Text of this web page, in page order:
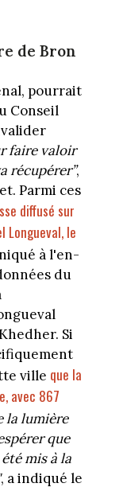
de Bron
pourrait
Conseil
faire valoir
récupérer”,
Parmi ces
diffusé sur
Longueval, le
à l'en-
du
Si
ville que la
avec 867
la lumière
que
mis à la
, a indiqué le